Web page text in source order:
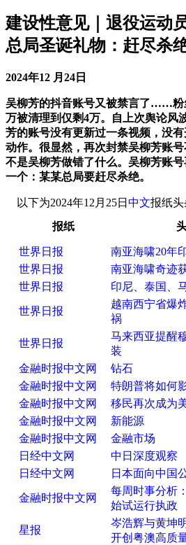
建设性意见｜退役运动
总局圣诞礼物：赶尽杀
2024年12 月24日
吴柳芳的抖音账号又被禁言了……粉
万被清理到仅剩4万。自上次舆论风
芳的账号没有更新过一条视频，没
动作。很显然，再次封禁吴柳芳账
不是吴柳芳做错了什么。吴柳芳账
一个：某某总局要赶尽杀绝。
以下为2024年12月25日 中文报纸头
报纸
世界日报
南亚海啸20年
世界日报
南亚海啸奇迹
世界日报
印尼、泰国、
世界日报
越南西宁省爆
祸
世界日报
马来西亚提醒
装
金融时报中文网
钻石
金融时报中文网
特朗普将如何
金融时报中文网
移民再次成为
金融时报中文网
新能源
金融时报中文网
金融市场
日经中文网
中日深度观察
日经中文网
日本面向中国
金融时报中文网
每周时事分析
始试运行执政
星报
岑浩辉与黄坤
开创粤澳高质